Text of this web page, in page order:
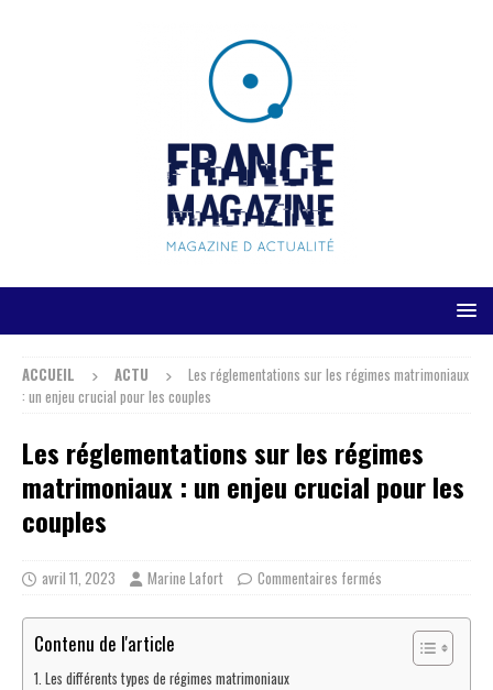
ACCUEIL ACTU
Les réglementations sur les régimes matrimoniaux
: un enjeu crucial pour les couples
Les réglementations sur les régimes
matrimoniaux : un enjeu crucial pour les
couples
avril 11, 2023 Marine Lafort Commentaires fermés
Contenu de l'article
Les différents types de régimes matrimoniaux